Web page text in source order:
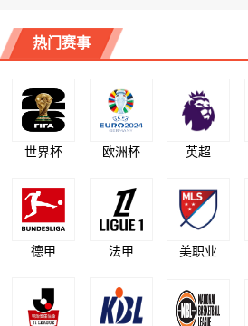
热门赛事
世界杯 欧洲杯 英超
德甲 法甲 美职业